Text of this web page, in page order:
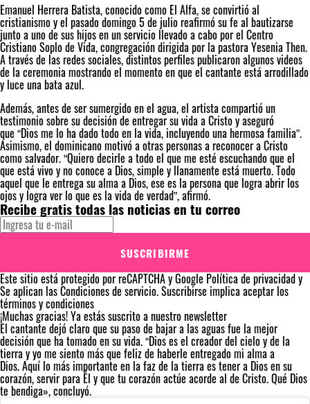
Emanuel Herrera Batista, conocido como El Alfa, se convirtió al
cristianismo y el pasado domingo 5 de julio reafirmó su fe al bautizarse
junto a uno de sus hijos en un servicio llevado a cabo por el Centro
Cristiano Soplo de Vida, congregación dirigida por la pastora Yesenia Then.
A través de las redes sociales, distintos perfiles publicaron algunos videos
de la ceremonia mostrando el momento en que el cantante está arrodillado
y luce una bata azul.
Además, antes de ser sumergido en el agua, el artista compartió un
testimonio sobre su decisión de entregar su vida a Cristo y aseguró
que “Dios me lo ha dado todo en la vida, incluyendo una hermosa familia”.
Asimismo, el dominicano motivó a otras personas a reconocer a Cristo
como salvador. “Quiero decirle a todo el que me esté escuchando que el
que está vivo y no conoce a Dios, simple y llanamente está muerto. Todo
aquel que le entrega su alma a Dios, ese es la persona que logra abrir los
ojos y logra ver lo que es la vida de verdad”, afirmó.
Recibe gratis todas las noticias en tu correo
SUSCRIBIRME
Este sitio está protegido por reCAPTCHA y Google Política de privacidady
Se aplican lasCondiciones de servicio. Suscribirse implica aceptar los
términos y condiciones
¡Muchas gracias!Ya estás suscrito a nuestro newsletter
El cantante dejó claro que su paso de bajar a las aguas fue la mejor
decisión que ha tomado en su vida. “Dios es el creador del cielo y de la
tierra y yo me siento más que feliz de haberle entregado mi alma a
Dios. Aquí lo más importante en la faz de la tierra es tener a Dios en su
corazón, servir para Él y que tu corazón actúe acorde al de Cristo. Qué Dios
te bendiga», concluyó.